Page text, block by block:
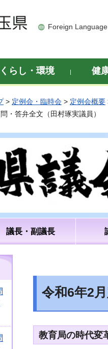
Foreign Language
くらし・環境 健
> 定例会・臨時会 > 定例会概要
・答弁全文（田村琢実議員）
議長・副議長
令和6年2
教育局の時代変